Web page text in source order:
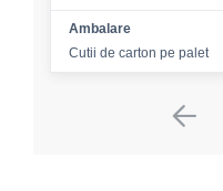
Ambalare
Cutii de carton pe palet